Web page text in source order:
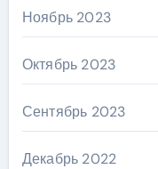
Ноябрь 2023
Октябрь 2023
Сентябрь 2023
Декабрь 2022